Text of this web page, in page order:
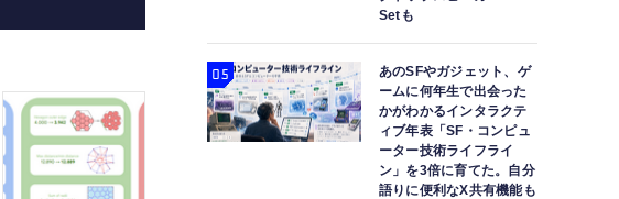
Setも
あのSFやガジェット、ゲ
ームに何年生で出会った
かがわかるインタラクテ
ィブ年表「SF・コンピュ
ーター技術ライフライ
ン」を3倍に育てた。自分
語りに便利なX共有機能も